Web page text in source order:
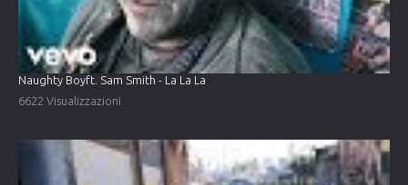
Naughty Boyft. Sam Smith - La La La
6622 Visualizzazioni